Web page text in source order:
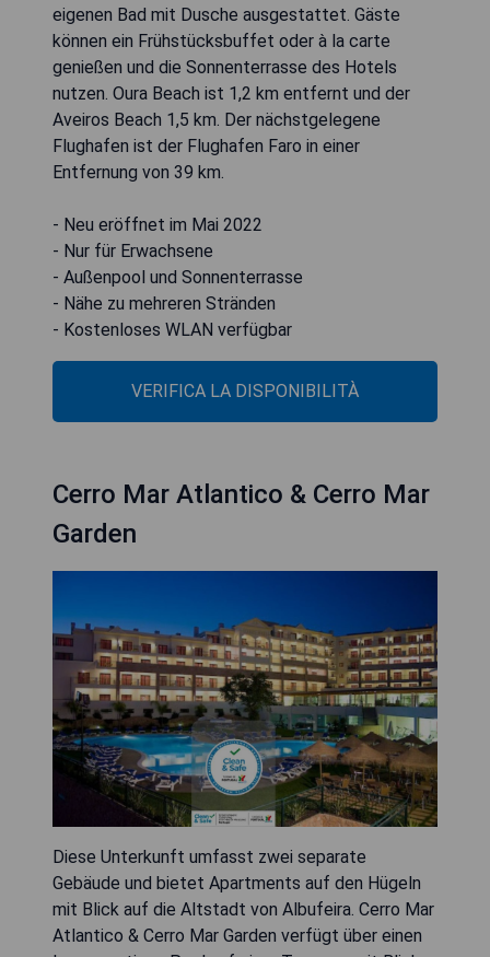
eigenen Bad mit Dusche ausgestattet. Gäste
können ein Frühstücksbuffet oder à la carte
genießen und die Sonnenterrasse des Hotels
nutzen. Oura Beach ist 1,2 km entfernt und der
Aveiros Beach 1,5 km. Der nächstgelegene
Flughafen ist der Flughafen Faro in einer
Entfernung von 39 km.
- Neu eröffnet im Mai 2022
- Nur für Erwachsene
- Außenpool und Sonnenterrasse
- Nähe zu mehreren Stränden
- Kostenloses WLAN verfügbar
VERIFICA LA DISPONIBILITÀ
Cerro Mar Atlantico & Cerro Mar
Garden
Diese Unterkunft umfasst zwei separate
Gebäude und bietet Apartments auf den Hügeln
mit Blick auf die Altstadt von Albufeira. Cerro Mar
Atlantico & Cerro Mar Garden verfügt über einen